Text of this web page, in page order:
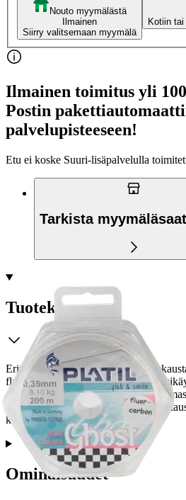
Nouto myymälästä
Ilmainen
Siirry valitsemaan myymälä
Kotiin
Ilmainen toimitus yli
Postin
palvelupisteeseen!
Etu ei koske Suuri‑lisäpalvelulla
Tarkista
Tuotekuvaus
Erittäin notkea ja todella hyvin
fluorocarbonsiima. Erinomainen
ohuidenkin kuitusiimojen kanssa.
näkemättömällä tavalla notkeus,
kulutuskestävyys.
Ominaisuudet